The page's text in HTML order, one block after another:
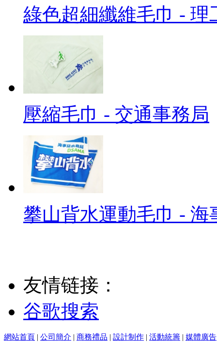
綠色超細纖維毛巾 - 理
壓縮毛巾 - 交通事務局
攀山背水運動毛巾 - 海
友情链接：
谷歌搜索
網站首頁 | 公司簡介 | 商務禮品 | 設計制作 | 活動統籌 | 媒體廣告